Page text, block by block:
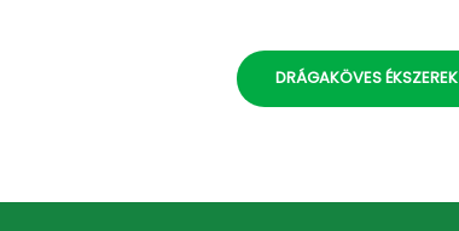
DRÁGAKÖVES ÉKSZEREK